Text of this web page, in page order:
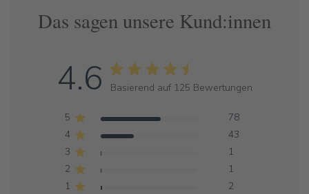
Das sagen unsere Kund:innen
4.6 Basierend auf 125 Bewertungen
5
78
4
43
3
1
2
1
1
2